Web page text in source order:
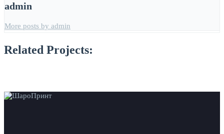
admin
More posts by admin
Related Projects: